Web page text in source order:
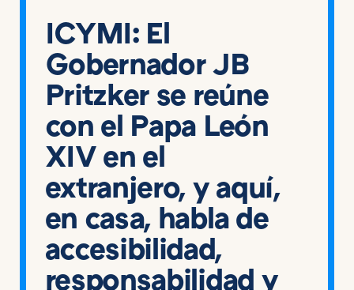
ICYMI: El
Gobernador JB
Pritzker se reúne
con el Papa León
XIV en el
extranjero, y aquí,
en casa, habla de
accesibilidad,
responsabilidad y